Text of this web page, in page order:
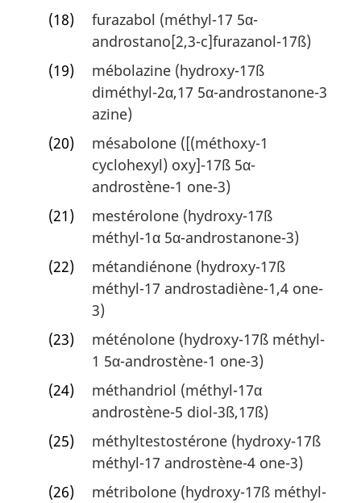
(18)
furazabol (méthyl-17 5α-
androstano[2,3-c]furazanol-17ß)
(19)
mébolazine (hydroxy-17ß
diméthyl-2α,17 5α-androstanone-3
azine)
(20)
mésabolone ([(méthoxy-1
cyclohexyl) oxy]-17ß 5α-
androstène-1 one-3)
(21)
mestérolone (hydroxy-17ß
méthyl-1α 5α-androstanone-3)
(22)
métandiénone (hydroxy-17ß
méthyl-17 androstadiène-1,4 one-
3)
(23)
méténolone (hydroxy-17ß méthyl-
1 5α-androstène-1 one-3)
(24)
méthandriol (méthyl-17α
androstène-5 diol-3ß,17ß)
(25)
méthyltestostérone (hydroxy-17ß
méthyl-17 androstène-4 one-3)
(26)
métribolone (hydroxy-17ß méthyl-